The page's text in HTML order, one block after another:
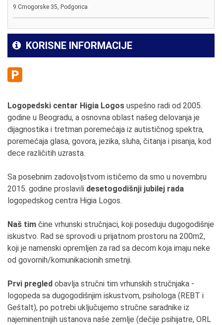
9.Crnogorske 35, Podgorica
KORISNE INFORMACIJE
Logopedski centar Higia Logos uspešno radi od 2005.
godine u Beogradu, a osnovna oblast našeg delovanja je
dijagnostika i tretman poremećaja iz autističnog spektra,
poremećaja glasa, govora, jezika, sluha, čitanja i pisanja, kod
dece različitih uzrasta.
Sa posebnim zadovoljstvom ističemo da smo u novembru
2015. godine proslavili desetogodišnji jubilej rada
logopedskog centra Higia Logos.
Naš tim čine vrhunski stručnjaci, koji poseduju dugogodišnje
iskustvo. Rad se sprovodi u prijatnom prostoru na 200m2,
koji je namenski opremljen za rad sa decom koja imaju neke
od govornih/komunikacionih smetnji.
Prvi pregled obavlja stručni tim vrhunskih stručnjaka -
logopeda sa dugogodišnjim iskustvom, psihologa (REBT i
Geštalt), po potrebi uključujemo stručne saradnike iz
najeminentnijih ustanova naše zemlje (dečije psihijatre, ORL